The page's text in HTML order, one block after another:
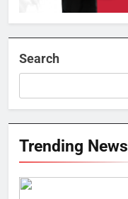
Search
Trending News